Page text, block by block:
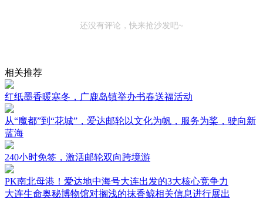
还没有评论，快来抢沙发吧~
相关推荐
红纸墨香暖寒冬，广鹿岛镇举办书春送福活动
从“魔都”到“花城”，爱达邮轮以文化为帆，服务为桨，驶向新
蓝海
240小时免签，激活邮轮双向跨境游
PK南北母港！爱达地中海号大连出发的3大核心竞争力
大连生命奥秘博物馆对搁浅的抹香鲸相关信息进行展出